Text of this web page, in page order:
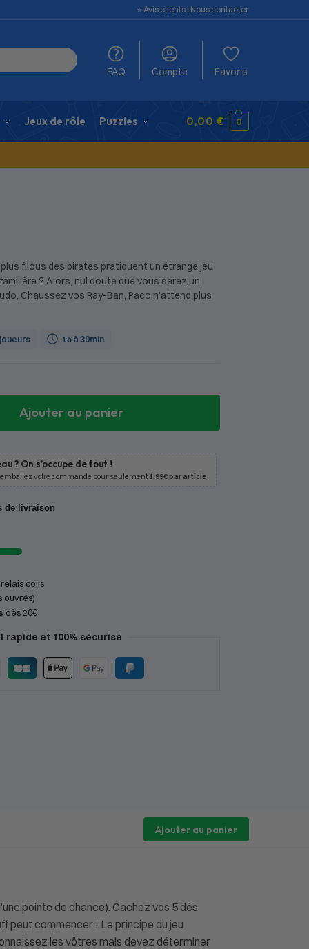
⭐️ Avis clients | Nous contacter
FAQ Compte Favoris
Jeux de rôle Puzzles 0,00 € 0
filous des pirates pratiquent un étrange jeu
? Alors, nul doute que vous serez un
Chaussez vos Ray-Ban, Paco n’attend plus
joueurs 15 à 30min
Ajouter au panier
? On s’occupe de tout !
votre commande pour seulement 1,99€ par article.
de livraison
colis
ouvrés)
dès 20€
rapide et 100% sécurisé
Ajouter au panier
pointe de chance). Cachez vos 5 dés
peut commencer ! Le principe du jeu
les vôtres mais devez déterminer